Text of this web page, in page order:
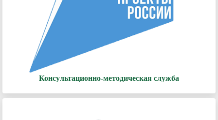
Консультационно-методическая служба